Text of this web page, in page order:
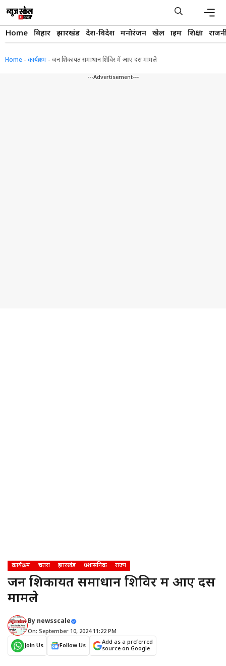
content
Home बिहार झारखंड देश-विदेश मनोरंजन खेल क्राइम शिक्षा
Home - कार्यक्रम - जन शिकायत समाधान शिविर में आए दस मामले
---Advertisement---
कार्यक्रम चतरा झारखंड प्रशासनिक राज्य
जन शिकायत समाधान शिविर में आए दस
मामले
By newsscale
On: September 10, 2024 11:22 PM
Join Us
Follow Us
Add as a preferred
source on Google